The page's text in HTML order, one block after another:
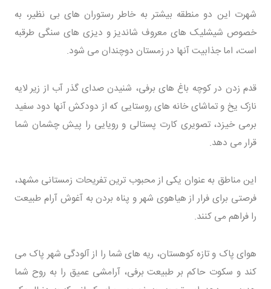
شهرت این دو منطقه بیشتر به خاطر رستوران های بی نظیر، به
خصوص شیشلیک های معروف شاندیز و دیزی های سنگی طرقبه
است، اما جذابیت آنها در زمستان دوچندان می شود.
قدم زدن در کوچه باغ های برفی، شنیدن صدای گذر آب از زیر لایه
نازک یخ و تماشای خانه های روستایی که از دودکش آنها دود سفید
برمی خیزد، تصویری کارت پستالی و رویایی را پیش چشمان شما
قرار می دهد.
این مناطق به عنوان یکی از محبوب ترین تفریحات زمستانی مشهد،
فرصتی برای فرار از هیاهوی شهر و پناه بردن به آغوش آرام طبیعت
را فراهم می کنند.
هوای پاک و تازه کوهستان، ریه های شما را از آلودگی شهر پاک می
کند و سکوت حاکم بر طبیعت برفی، آرامشی عمیق را به روح شما